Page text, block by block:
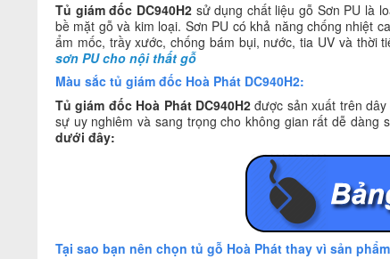
Tủ giám đốc DC940H2 sử dụng chất liệu gỗ Sơn PU là
bề mặt gỗ và kim loại. Sơn PU có khả năng chống nhiệt
ẩm mốc, trầy xước, chống bám bụi, nước, tia UV và thời
sơn PU cho nội thất gỗ
Màu sắc tủ giám đốc Hoà Phát DC940H2:
Tủ giám đốc Hoà Phát DC940H2 được sản xuất trên
sự uy nghiêm và sang trọng cho không gian rất dễ
dưới đây:
Tại sao bạn nên chọn tủ gỗ Hoà Phát thay vì sản